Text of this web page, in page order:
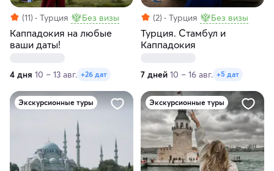
(11) Турция Без визы
Каппадокия на любые
ваши даты!
4 дня 10 – 13 авг. +26 дат
(2) Турция Без визы
Турция. Стамбул и
Каппадокия
7 дней 10 – 16 авг. +5 дат
Экскурсионные туры Экскурсионные туры